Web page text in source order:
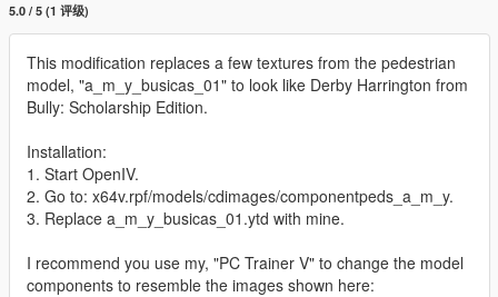
5.0 / 5 (1 评级)
This modification replaces a few textures from the pedestrian
model, "a_m_y_busicas_01" to look like Derby Harrington from
Bully: Scholarship Edition.
Installation:
1. Start OpenIV.
2. Go to: x64v.rpf/models/cdimages/componentpeds_a_m_y.
3. Replace a_m_y_busicas_01.ytd with mine.
I recommend you use my, "PC Trainer V" to change the model
components to resemble the images shown here: